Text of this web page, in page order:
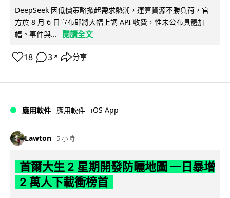
DeepSeek 因低價策略掀起需求熱潮，運算資源不勝負荷，官
方於 8 月 6 日宣布即將大幅上調 API 收費，惟未公布具體加
幅。事件與...
閱讀全文
18 3 ↗ 分享
應用軟件 應用軟件 iOS App
Lawton 5 小時
首爾大生 2 星期開發防曬地圖 一日暴增
2 萬人下載衝榜首